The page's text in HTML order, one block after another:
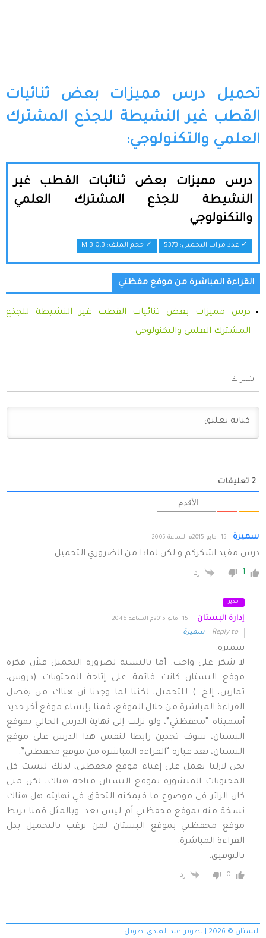
تحميل درس مميزات بعض ثنائيات
القطب غير النشيطة للجذع المشترك
العلمي والتكنولوجي:
درس مميزات بعض ثنائيات القطب غير
النشيطة للجذع المشترك العلمي
والتكنولوجي
✓ عدد مرات التحميل: 5373 ✓ حجم الملف: 0.3 MiB
القراءة المباشرة من موقع مفظتي
درس مميزات بعض ثنائيات القطب غير النشيطة للجذع
المشترك العلمي والتكنولوجي
اشتراك
2 تعليقات
الأقدم
سميرة 15 مايو 2015م الساعة 20:05
درس مفيد اشكركم و لكن لماذا من الضروري التحميل
1 رد
مدير
إدارة البستان 15 مايو 2015م الساعة 20:46
Reply to سميرة
سميرة:
لا شكر على واجب. أما بالنسبة لضرورة التحميل فلأن فكرة
موقع البستان كانت قائمة على إتاحة المحتويات (دروس،
تمارين، إلخ…) للتحميل، لكننا لما وجدنا أن هناك من يفضل
القراءة المباشرة من خلال الموقع، قمنا بإنشاء موقع آخر جديد
أسميناه “محفظتي”، ولو نزلت إلى نهاية الدرس الحالي بموقع
البستان، سوف تجدين رابطا لنفس هذا الدرس على موقع
البستان، بعد عبارة “القراءة المباشرة من موقع محفظتي”.
نحن لازلنا نعمل على إغناء موقع محفظتي، لذلك ليست كل
المحتويات المنشورة بموقع البستان متاحة هناك، لكن متى
كان الزائر في موضوع ما فيمكنه التحقق في نهايته هل هناك
نسخة منه بموقع محفظتي أم ليس بعد. وبالمثل قمنا بربط
موقع محفظتي بموقع البستان لمن يرغب بالتحميل بدل
القراءة المباشرة.
بالتوفيق.
0 رد
البستان © 2026 | تطوير: عبد الهادي اطويل